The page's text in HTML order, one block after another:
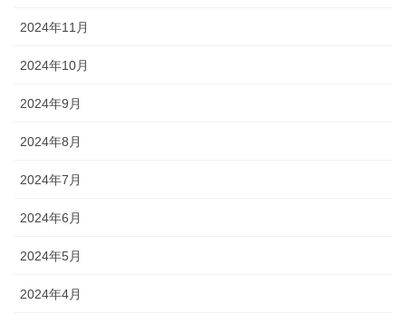
2024年11月
2024年10月
2024年9月
2024年8月
2024年7月
2024年6月
2024年5月
2024年4月